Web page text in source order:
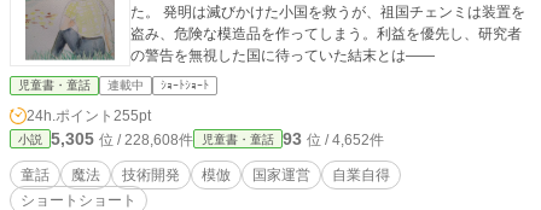
た。 発明は滅びかけた小国を救うが、祖国チェンミは装置を
盗み、危険な模造品を作ってしまう。利益を優先し、研究者
の警告を無視した国に待っていた結末とは――
児童書・童話 連載中 ｼｮｰﾄｼｮｰﾄ
24h.ポイント 255pt
小説 5,305 位 / 228,608件 児童書・童話 93 位 / 4,652件
童話 魔法 技術開発 模倣 国家運営
自業自得
ショートショート